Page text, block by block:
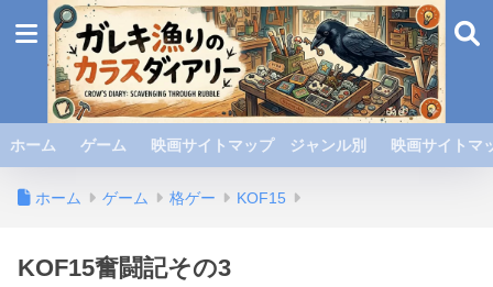
ホーム ゲーム 映画サイトマップ ジャンル別 映画サイト
ホーム ゲーム 格ゲー KOF15
KOF15奮闘記その3